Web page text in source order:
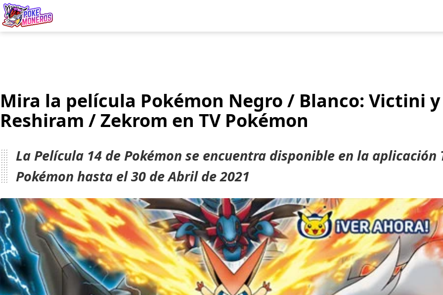
Mira la película Pokémon Negro / Blanco: Victini y
Reshiram / Zekrom en TV Pokémon
La Película 14 de Pokémon se encuentra disponible en la aplicación
Pokémon hasta el 30 de Abril de 2021